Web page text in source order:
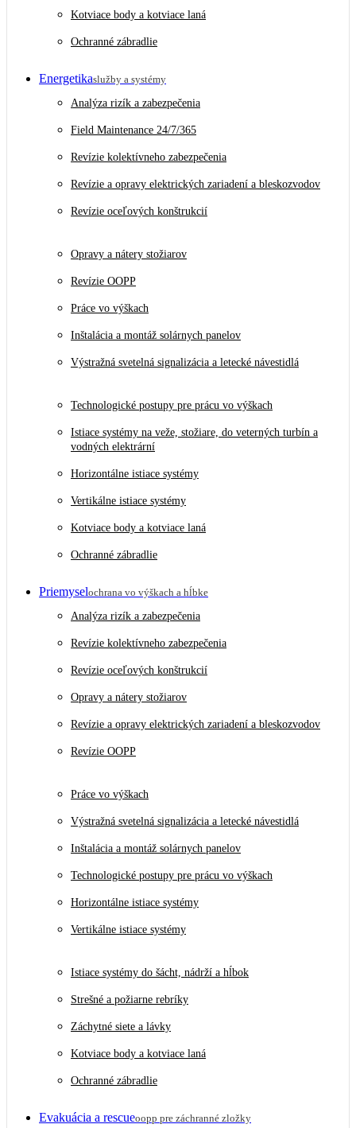
Kotviace body a kotviace laná
Ochranné zábradlie
Energetikaslužby a systémy
Analýza rizík a zabezpečenia
Field Maintenance 24/7/365
Revízie kolektívneho zabezpečenia
Revízie a opravy elektrických zariadení a bleskozvodov
Revízie oceľových konštrukcií
Opravy a nátery stožiarov
Revízie OOPP
Práce vo výškach
Inštalácia a montáž solárnych panelov
Výstražná svetelná signalizácia a letecké návestidlá
Technologické postupy pre prácu vo výškach
Istiace systémy na veže, stožiare, do veterných turbín a
vodných elektrární
Horizontálne istiace systémy
Vertikálne istiace systémy
Kotviace body a kotviace laná
Ochranné zábradlie
Priemyselochrana vo výškach a hĺbke
Analýza rizík a zabezpečenia
Revízie kolektívneho zabezpečenia
Revízie oceľových konštrukcií
Opravy a nátery stožiarov
Revízie a opravy elektrických zariadení a bleskozvodov
Revízie OOPP
Práce vo výškach
Výstražná svetelná signalizácia a letecké návestidlá
Inštalácia a montáž solárnych panelov
Technologické postupy pre prácu vo výškach
Horizontálne istiace systémy
Vertikálne istiace systémy
Istiace systémy do šácht, nádrží a hĺbok
Strešné a požiarne rebríky
Záchytné siete a lávky
Kotviace body a kotviace laná
Ochranné zábradlie
Evakuácia a rescueoopp pre záchranné zložky